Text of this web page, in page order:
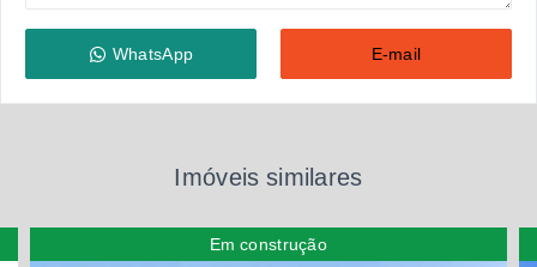
WhatsApp E-mail
Imóveis similares
Em construção